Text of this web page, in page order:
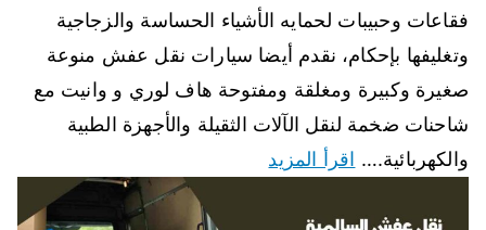
فقاعات وحبيبات لحمايه الأشياء الحساسة والزجاجية
وتغليفها بإحكام، نقدم أيضا سيارات نقل عفش منوعة
صغيرة وكبيرة ومغلقة ومفتوحة هاف لوري و وانيت مع
شاحنات ضخمة لنقل الآلات الثقيلة والأجهزة الطبية
والكهربائية.… اقرأ المزيد